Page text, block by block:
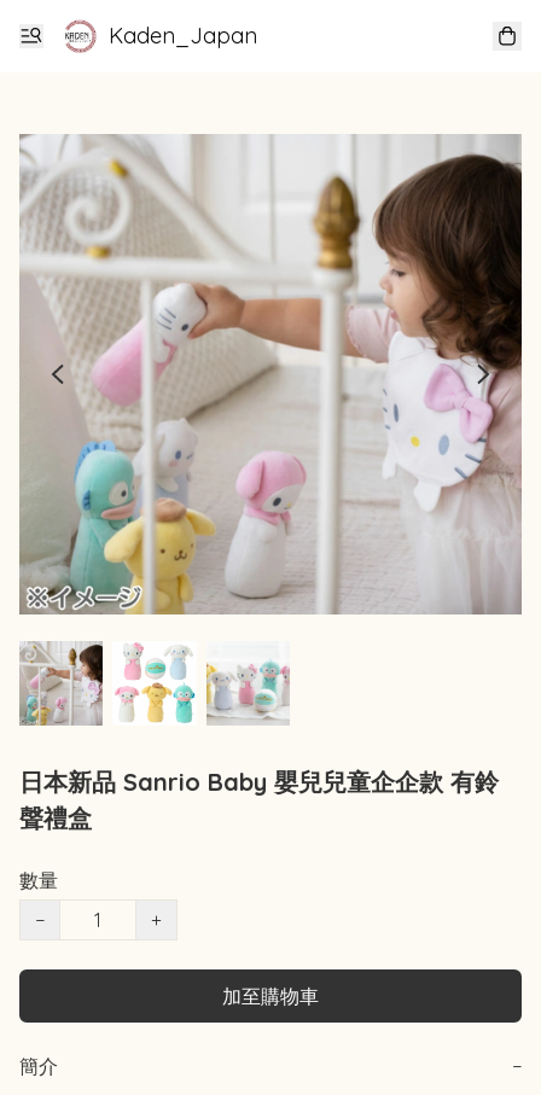
Kaden_Japan
日本新品 Sanrio Baby 嬰兒兒童企企款 有鈴
聲禮盒
數量
−
+
加至購物車
簡介 −